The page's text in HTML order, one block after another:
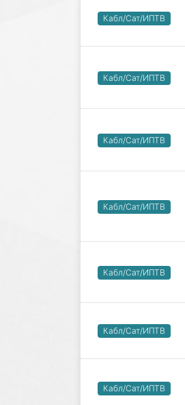
Кабл/Сат/ИПТВ
Кабл/Сат/ИПТВ
Кабл/Сат/ИПТВ
Кабл/Сат/ИПТВ
Кабл/Сат/ИПТВ
Кабл/Сат/ИПТВ
Кабл/Сат/ИПТВ